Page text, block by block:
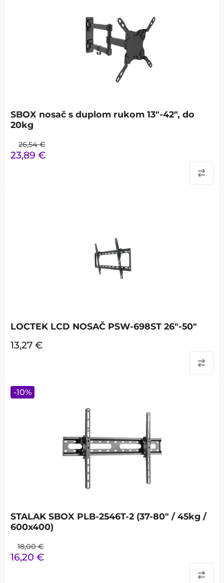
SBOX nosač s duplom rukom 13"-42", do
20kg
26,54 €
23,89 €
LOCTEK LCD NOSAČ PSW-698ST 26"-50"
13,27 €
STALAK SBOX PLB-2546T-2 (37-80" / 45kg /
600x400)
18,00 €
16,20 €
-10%